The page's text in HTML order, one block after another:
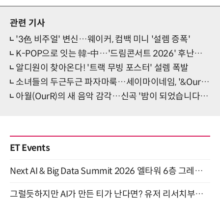
관련 기사
'3色 비주얼' 변신…웨이커, 컴백 미니 '설렘 증폭'
K-POP으로 잇는 韓-中…'드림콘서트 2026' 후난위성TV 방송
알디원이 찾아온다! '트랙 무빙 포스터' 설렘 폭발
소녀들의 두근두근 파자마룩…세이마이네임, '&Our Vibe' 콘셉트
아월(OurR)의 새 음악 감각…신곡 '밤이 되었습니다' 발매
ET Events
Next AI & Big Data Summit 2026 엘타워 6층 그레이스홀 개최 (9/18)
그럴듯하지만 AI가 만든 티가 난다면? 유저 리서치부터 배포까지! (9/15)